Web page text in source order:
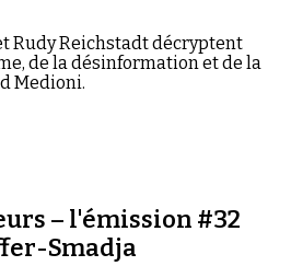
Rudy Reichstadt décryptent
de la désinformation et de la
Medioni.
– l'émission #32
Smadja